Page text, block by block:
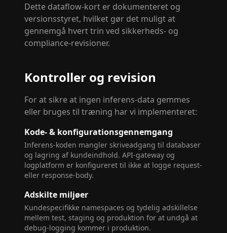
Dette dataflow-kort er dokumenteret og
versionsstyret, hvilket gør det muligt at
gennemgå hvert trin ved sikkerheds- og
compliance-revisioner.
Kontroller og revision
For at sikre at ingen inferens-data gemmes
eller bruges til træning har vi implementeret:
Kode- & konfigurationsgennemgang
Inferens-koden mangler skriveadgang til databaser
og lagring af kundeindhold. API-gateway og
logplatform er konfigureret til ikke at logge request-
eller response-body.
Adskilte miljøer
Kundespecifikke namespaces og tydelig adskillelse
mellem test, staging og produktion for at undgå at
debug-logging kommer i produktion.